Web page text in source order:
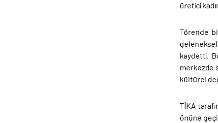
üretici
Törende
kaydetti.
merkezde
kültürel
TİKA
önüne